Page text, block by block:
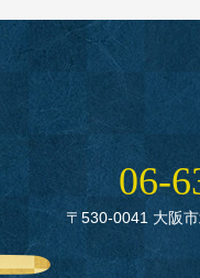
〒530‑0041 大阪